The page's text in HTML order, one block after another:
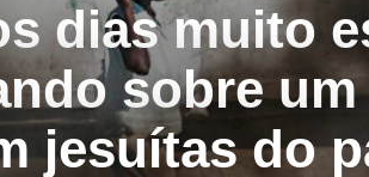
dias muito
sobre
jesuítas do